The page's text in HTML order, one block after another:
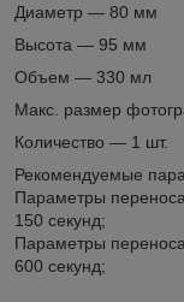
Диаметр ― 80 мм
Высота ― 95 мм
Объем ― 330 мл
Макс. размер
Количество ― 1 шт.
Рекомендуемые
Параметры
150 секунд;
Параметры
600 секунд;